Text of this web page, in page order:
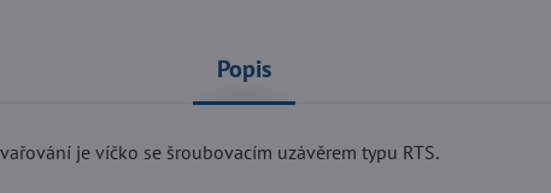
Popis
je víčko se šroubovacím uzávěrem typu RTS.